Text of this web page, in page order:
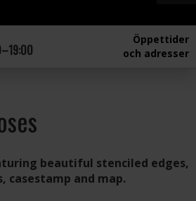
Öppettider
och adresser
beautiful stenciled edges,
casestamp and map.